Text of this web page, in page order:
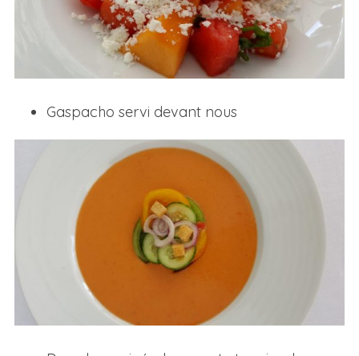
Gaspacho servi devant nous